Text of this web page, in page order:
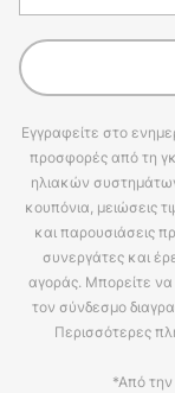
Εγγραφείτε στο
προσφορές από τη
ηλιακών
κουπόνια, μειώσεις
και παρουσιάσεις
συνεργάτες και
αγοράς. Μπορείτε
τον σύνδεσμο
Περισσότερες
*Από